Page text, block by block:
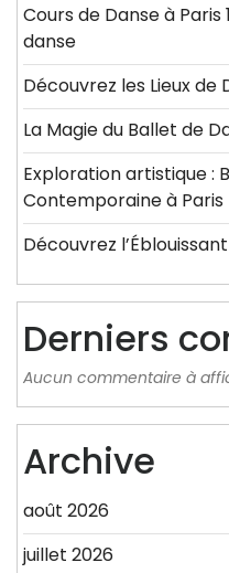
Cours de Danse à Paris
danse
Découvrez les Lieux de
La Magie du Ballet de
Exploration artistique :
Contemporaine à Paris
Découvrez
Derniers
Aucun commentaire à
Archive
août 2026
juillet 2026